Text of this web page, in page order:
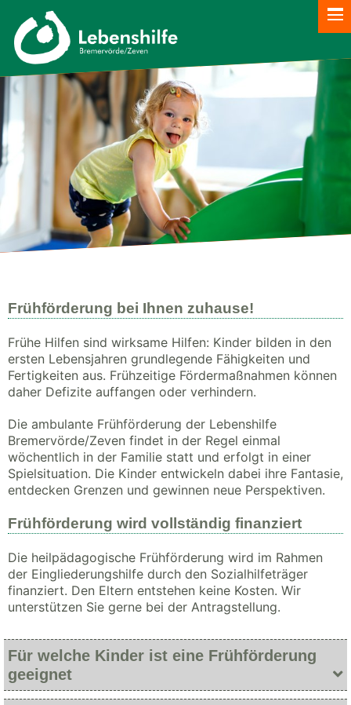
Frühförderung bei Ihnen zuhause!
Frühe Hilfen sind wirksame Hilfen: Kinder bilden in den
ersten Lebensjahren grundlegende Fähigkeiten und
Fertigkeiten aus. Frühzeitige Fördermaßnahmen können
daher Defizite auffangen oder verhindern.
Die ambulante Frühförderung der Lebenshilfe
Bremervörde/Zeven findet in der Regel einmal
wöchentlich in der Familie statt und erfolgt in einer
Spielsituation. Die Kinder entwickeln dabei ihre Fantasie,
entdecken Grenzen und gewinnen neue Perspektiven.
Frühförderung wird vollständig finanziert
Die heilpädagogische Frühförderung wird im Rahmen
der Eingliederungshilfe durch den Sozialhilfeträger
finanziert. Den Eltern entstehen keine Kosten. Wir
unterstützen Sie gerne bei der Antragstellung.
Für welche Kinder ist eine Frühförderung
geeignet